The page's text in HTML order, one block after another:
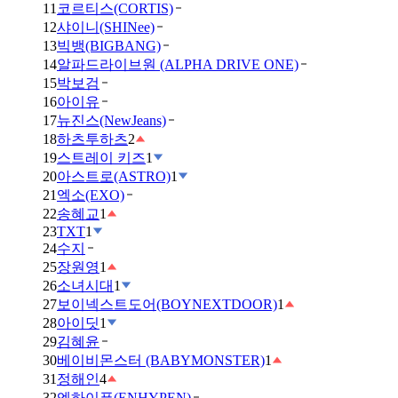
11 코르티스(CORTIS)
12샤이니(SHINee)
13빅뱅(BIGBANG)
14알파드라이브원 (ALPHA DRIVE ONE)
15박보검
16아이유
17뉴진스(NewJeans)
18하츠투하츠2
19스트레이 키즈1
20아스트로(ASTRO)1
21 엑소(EXO)
22송혜교1
23TXT1
24수지
25장원영1
26소녀시대 1
27보이넥스트도어(BOYNEXTDOOR)1
28아이딧1
29김혜윤
30베이비몬스터 (BABYMONSTER)1
31 정해인4